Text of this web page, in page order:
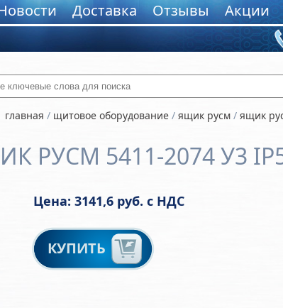
Доставка Отзывы Акции
ключевые слова для поиска
главная / щитовое оборудование/ ящик русм/ ящик
РУСМ 5411-2074 У3
Цена: 3141,6 руб. с НДС
КУПИТЬ